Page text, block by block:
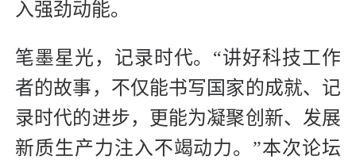
入强劲动能。
笔墨星光，记录时代。“讲好科技工作
者的故事，不仅能书写国家的成就、记
录时代的进步，更能为凝聚创新、发展
新质生产力注入不竭动力。”本次论坛